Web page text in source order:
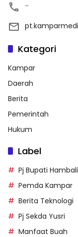
-
Kategori
Kampar
Daerah
Berita
Pemerintah
Hukum
Label
Pj Bupati Hambali
Pemda Kampar
Berita Teknologi
Pj Sekda Yusri
Manfaat Buah